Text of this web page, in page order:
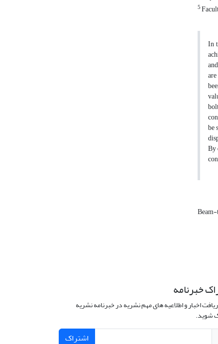
5
In
be
By
خبرنامه
اخبار و اطلاعیه های مهم نشریه در خبرنامه نشریه
شوید.
اشتراک